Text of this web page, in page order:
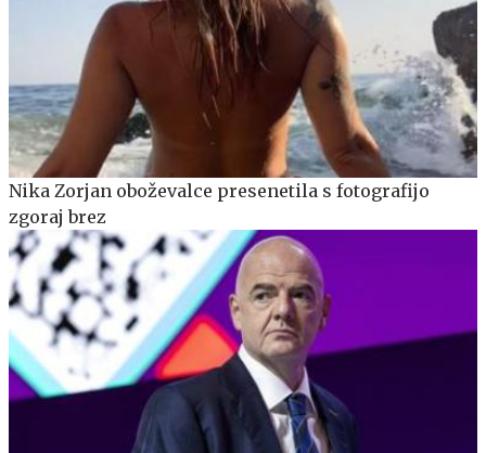
Nika Zorjan oboževalce presenetila s fotografijo
zgoraj brez